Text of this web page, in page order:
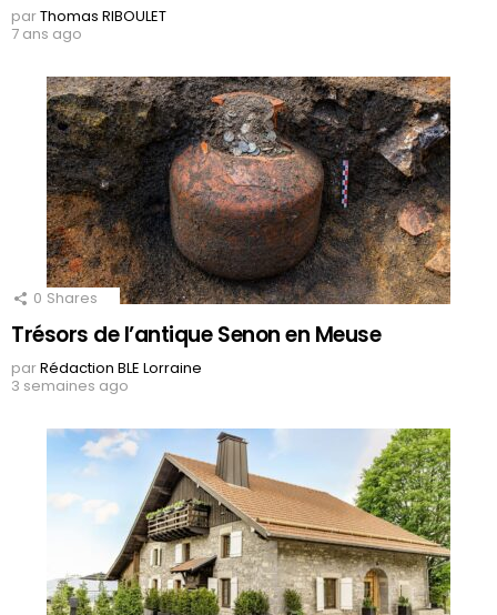
parThomas RIBOULET
7 ans ago
0 Shares
Trésors de l’antique Senon en Meuse
parRédaction BLE Lorraine
3 semaines ago